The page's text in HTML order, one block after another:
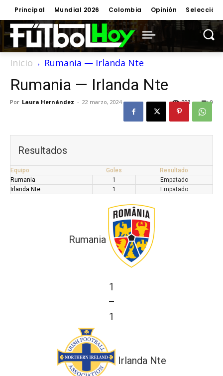
Principal Mundial 2026 Colombia Opinión Selección
Inicio Rumania — Irlanda Nte
Rumania — Irlanda Nte
Por Laura Hernández - 22 marzo, 2024 0
293
Resultados
Equipo Goles
Resultado
Rumania
1
Empatado
Irlanda Nte
1 Empatado
Rumania
1
—
1
Irlanda Nte